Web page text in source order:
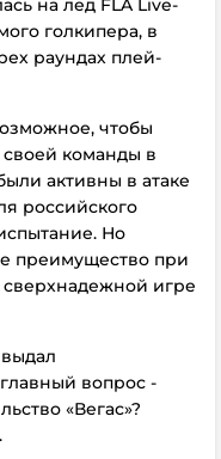
голкипера, в
раундах плей-
чтобы
команды в
активны в атаке
российского
Но
преимущество при
сверхнадежной игре
вопрос -
«Вегас»?